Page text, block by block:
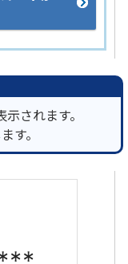
されます。
す。